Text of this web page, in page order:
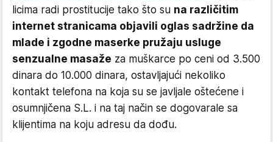
licima radi prostitucije tako što su na različitim
internet stranicama objavili oglas sadržine da
mlade i zgodne maserke pružaju usluge
senzualne masaže za muškarce po ceni od 3.500
dinara do 10.000 dinara, ostavljajući nekoliko
kontakt telefona na koja su se javljale oštećene i
osumnjičena S.L. i na taj način se dogovarale sa
klijentima na koju adresu da dođu.